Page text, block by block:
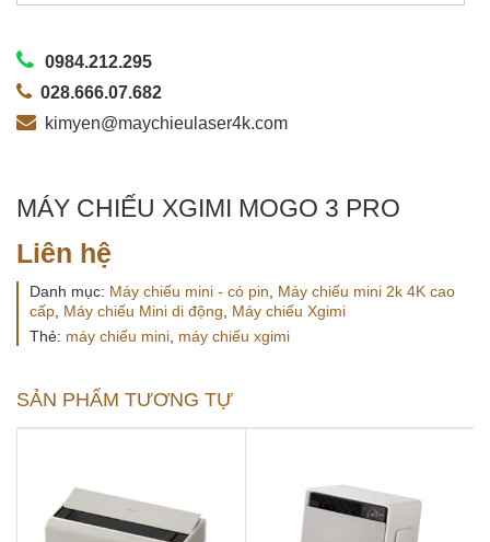
0984.212.295
028.666.07.682
kimyen@maychieulaser4k.com
MÁY CHIẾU XGIMI MOGO 3 PRO
Liên hệ
Danh mục: Máy chiếu mini - có pin
Máy chiếu mini 2k 4K cao
cấp Máy chiếu Mini di động
Máy chiếu Xgimi
Thẻ: máy chiếu mini máy chiếu xgimi
SẢN PHẨM TƯƠNG TỰ